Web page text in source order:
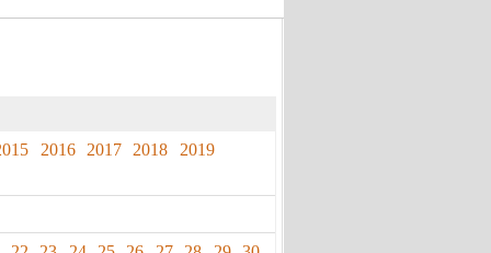
2016 2017 2018
2019